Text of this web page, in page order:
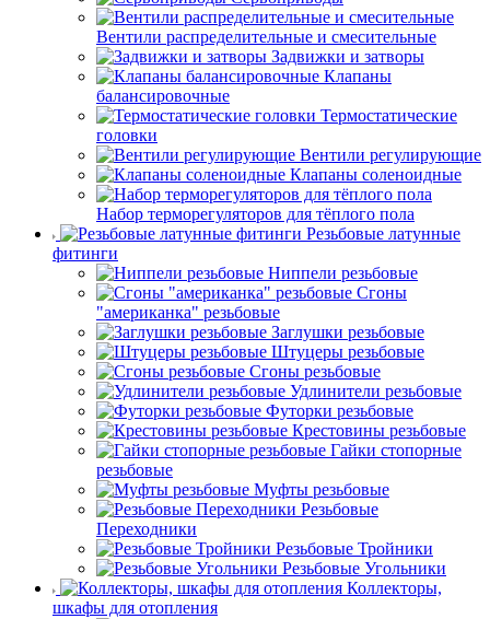
Вентили распределительные и смесительные
Задвижки и затворы
Клапаны
балансировочные
Термостатические
головки
Вентили регулирующие
Клапаны соленоидные
Набор терморегуляторов для тёплого пола
Резьбовые латунные
фитинги
Ниппели резьбовые
Сгоны
"американка" резьбовые
Заглушки резьбовые
Штуцеры резьбовые
Сгоны резьбовые
Удлинители резьбовые
Футорки резьбовые
Крестовины резьбовые
Гайки стопорные
резьбовые
Муфты резьбовые
Резьбовые
Переходники
Резьбовые Тройники
Резьбовые Угольники
Коллекторы,
шкафы для отопления